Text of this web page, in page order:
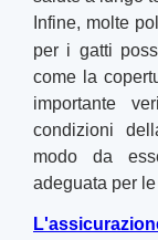
Infine, molte
per i gatti
come la
importante
condizioni
modo da
adeguata per